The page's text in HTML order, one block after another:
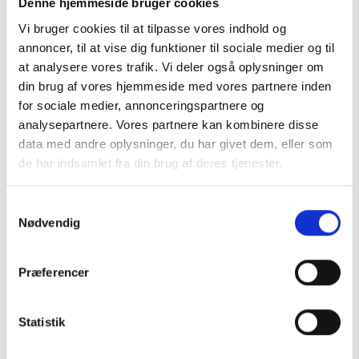
Denne hjemmeside bruger cookies
Vi bruger cookies til at tilpasse vores indhold og
annoncer, til at vise dig funktioner til sociale medier og til
at analysere vores trafik. Vi deler også oplysninger om
din brug af vores hjemmeside med vores partnere inden
for sociale medier, annonceringspartnere og
analysepartnere. Vores partnere kan kombinere disse
data med andre oplysninger, du har givet dem, eller som
de har indsamlet fra din brug af deres tjenester.
Nødvendig
Præferencer
Statistik
Køb trygt hos